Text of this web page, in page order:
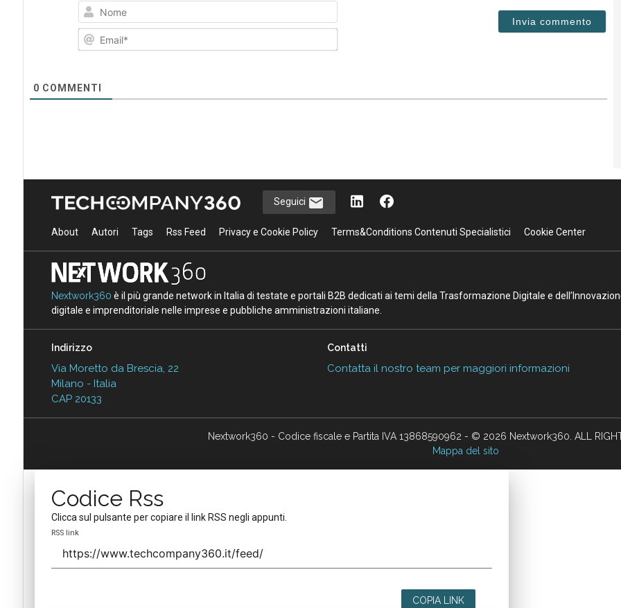
Nome
Email*
0 COMMENTI
Seguici
About Autori Tags Rss Feed Privacy e Cookie Policy Terms&Conditions Contenuti Specialistici Cookie Center
Nextwork360 è il più grande network in Italia di testate e portali B2B dedicati ai temi della Trasformazione Digitale e
digitale e imprenditoriale nelle imprese e pubbliche amministrazioni italiane.
Indirizzo
Via Moretto da Brescia, 22
Milano - Italia
CAP 20133
Contatti
Contatta il nostro team per maggiori informazioni
Nextwork360 - Codice fiscale e Partita IVA 13868590962 - © 2026 Nextwork360. ALL
Mappa del sito
Codice Rss
Clicca sul pulsante per copiare il link RSS negli appunti.
RSS link
COPIA LINK